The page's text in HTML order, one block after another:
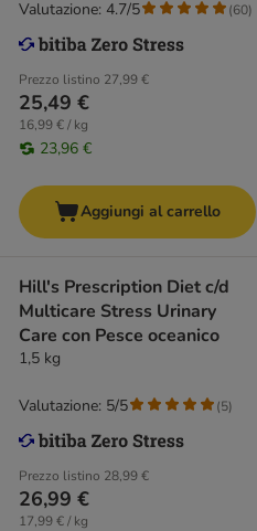
Prezzo listino 27,99 €
25,49 €
16,99 € / kg
23,96 €
Valutazione: 4.7/5 (60)
Aggiungi al carrello
Hill's Prescription Diet c/d
Multicare Stress Urinary
Care con Pesce oceanico
1,5 kg
Prezzo listino 28,99 €
26,99 €
17,99 € / kg
Valutazione: 5/5 (5)